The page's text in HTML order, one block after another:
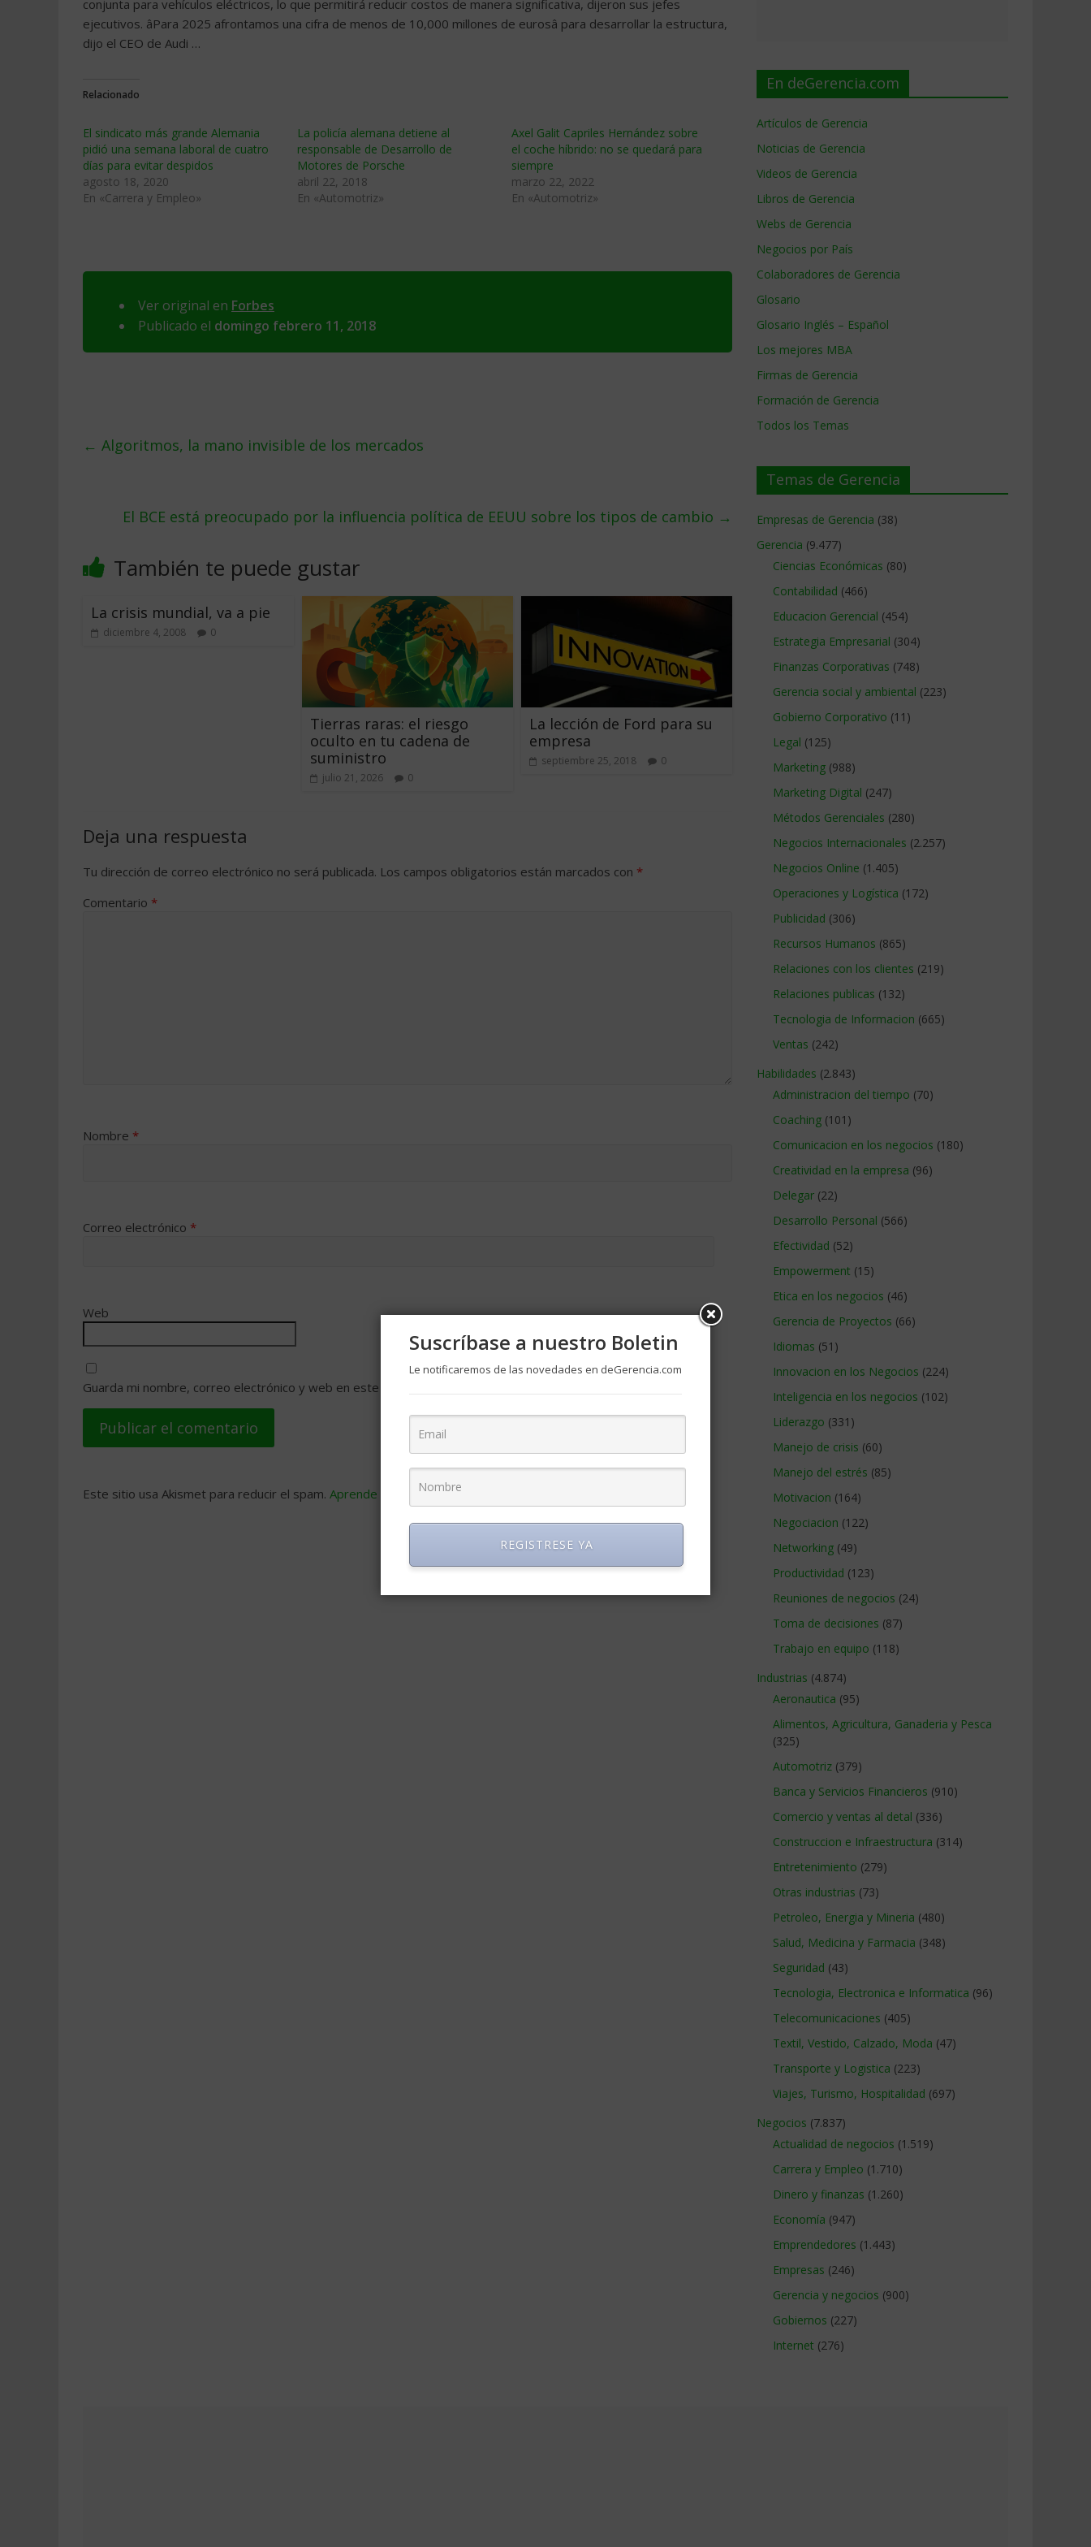
conjunta para vehículos eléctricos, lo que permitirá reducir costos de manera significativa, dijeron sus jefes
ejecutivos. âPara 2025 afrontamos una cifra de menos de 10,000 millones de eurosâ para desarrollar la estructura,
dijo el CEO de Audi …
Relacionado
El sindicato más grande Alemania
pidió una semana laboral de cuatro
días para evitar despidos
agosto 18, 2020
En «Carrera y Empleo»
La policía alemana detiene al
responsable de Desarrollo de
Motores de Porsche
abril 22, 2018
En «Automotriz»
Axel Galit Capriles Hernández sobre
el coche híbrido: no se quedará para
siempre
marzo 22, 2022
En «Automotriz»
Ver original en Forbes
Publicado el domingo febrero 11, 2018
← Algoritmos, la mano invisible de los mercados
El BCE está preocupado por la influencia política de EEUU sobre los tipos de cambio →
También te puede gustar
La crisis mundial, va a pie
diciembre 4, 2008 0
Tierras raras: el riesgo
oculto en tu cadena de
suministro
julio 21, 2026 0
La lección de Ford para su
empresa
septiembre 25, 2018 0
Deja una respuesta
Tu dirección de correo electrónico no será publicada. Los campos obligatorios están marcados con *
Comentario *
Nombre *
Correo electrónico *
Web
Guarda mi nombre, correo electrónico y web en este navegador para la próxima vez que comente.
Este sitio usa Akismet para reducir el spam. Aprende cómo se procesan los datos de tus comentarios
En deGerencia.com
Artículos de Gerencia
Noticias de Gerencia
Videos de Gerencia
Libros de Gerencia
Webs de Gerencia
Negocios por País
Colaboradores de Gerencia
Glosario
Glosario Inglés – Español
Los mejores MBA
Firmas de Gerencia
Formación de Gerencia
Todos los Temas
Temas de Gerencia
Empresas de Gerencia (38)
Gerencia (9.477)
Ciencias Económicas (80)
Contabilidad (466)
Educacion Gerencial (454)
Estrategia Empresarial (304)
Finanzas Corporativas (748)
Gerencia social y ambiental (223)
Gobierno Corporativo (11)
Legal (125)
Marketing (988)
Marketing Digital (247)
Métodos Gerenciales (280)
Negocios Internacionales (2.257)
Negocios Online (1.405)
Operaciones y Logística (172)
Publicidad (306)
Recursos Humanos (865)
Relaciones con los clientes (219)
Relaciones publicas (132)
Tecnologia de Informacion (665)
Ventas (242)
Habilidades (2.843)
Administracion del tiempo (70)
Coaching (101)
Comunicacion en los negocios (180)
Creatividad en la empresa (96)
Delegar (22)
Desarrollo Personal (566)
Efectividad (52)
Empowerment (15)
Etica en los negocios (46)
Gerencia de Proyectos (66)
Idiomas (51)
Innovacion en los Negocios (224)
Inteligencia en los negocios (102)
Liderazgo (331)
Manejo de crisis (60)
Manejo del estrés (85)
Motivacion (164)
Negociacion (122)
Networking (49)
Productividad (123)
Reuniones de negocios (24)
Toma de decisiones (87)
Trabajo en equipo (118)
Industrias (4.874)
Aeronautica (95)
Alimentos, Agricultura, Ganaderia y Pesca
(325)
Automotriz (379)
Banca y Servicios Financieros (910)
Comercio y ventas al detal (336)
Construccion e Infraestructura (314)
Entretenimiento (279)
Otras industrias (73)
Petroleo, Energia y Mineria (480)
Salud, Medicina y Farmacia (348)
Seguridad (43)
Tecnologia, Electronica e Informatica (96)
Telecomunicaciones (405)
Textil, Vestido, Calzado, Moda (47)
Transporte y Logistica (223)
Viajes, Turismo, Hospitalidad (697)
Negocios (7.837)
Actualidad de negocios (1.519)
Carrera y Empleo (1.710)
Dinero y finanzas (1.260)
Economía (947)
Emprendedores (1.443)
Empresas (246)
Gerencia y negocios (900)
Gobiernos (227)
Internet (276)
Suscríbase a nuestro Boletin
Le notificaremos de las novedades en deGerencia.com
REGISTRESE YA